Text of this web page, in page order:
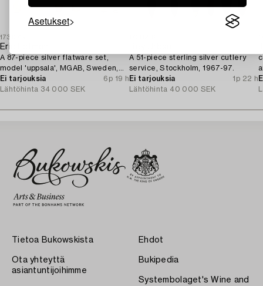
Asetukset
1731345
Eric Löfman
A 87-piece silver flatware set,
model 'uppsala', MGAB, Sweden,
1962-67.
Ei tarjouksia
6p 19 h
Lähtöhinta 34 000 SEK
A 51-piece sterling silver cutlery
service, Stockholm, 1967-97.
Ei tarjouksia
1p 22 h
Lähtöhinta 40 000 SEK
Tietoa Bukowskista
Ota yhteyttä
asiantuntijoihimme
Ehdot
Bukipedia
Systembolaget's Wine and